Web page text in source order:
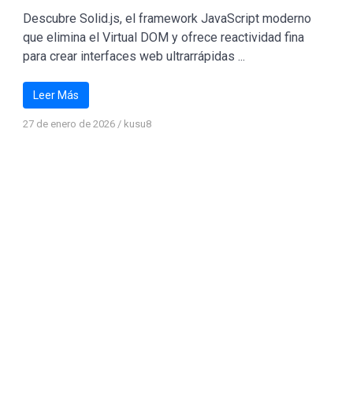
Descubre Solid.js, el framework JavaScript moderno
que elimina el Virtual DOM y ofrece reactividad fina
para crear interfaces web ultrarrápidas ...
Leer Más
27 de enero de 2026/ kusu8